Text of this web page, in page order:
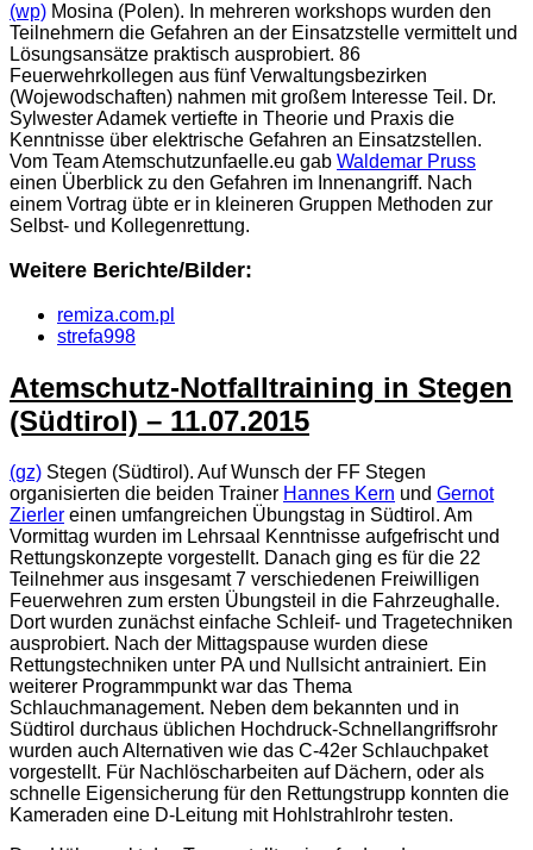
(wp) Mosina (Polen). In mehreren workshops wurden den
Teilnehmern die Gefahren an der Einsatzstelle vermittelt und
Lösungsansätze praktisch ausprobiert. 86
Feuerwehrkollegen aus fünf Verwaltungsbezirken
(Wojewodschaften) nahmen mit großem Interesse Teil. Dr.
Sylwester Adamek vertiefte in Theorie und Praxis die
Kenntnisse über elektrische Gefahren an Einsatzstellen.
Vom Team Atemschutzunfaelle.eu gab Waldemar Pruss
einen Überblick zu den Gefahren im Innenangriff. Nach
einem Vortrag übte er in kleineren Gruppen Methoden zur
Selbst- und Kollegenrettung.
Weitere Berichte/Bilder:
remiza.com.pl
strefa998
Atemschutz-Notfalltraining in Stegen
(Südtirol) – 11.07.2015
(gz) Stegen (Südtirol). Auf Wunsch der FF Stegen
organisierten die beiden Trainer Hannes Kern und Gernot
Zierler einen umfangreichen Übungstag in Südtirol. Am
Vormittag wurden im Lehrsaal Kenntnisse aufgefrischt und
Rettungskonzepte vorgestellt. Danach ging es für die 22
Teilnehmer aus insgesamt 7 verschiedenen Freiwilligen
Feuerwehren zum ersten Übungsteil in die Fahrzeughalle.
Dort wurden zunächst einfache Schleif- und Tragetechniken
ausprobiert. Nach der Mittagspause wurden diese
Rettungstechniken unter PA und Nullsicht antrainiert. Ein
weiterer Programmpunkt war das Thema
Schlauchmanagement. Neben dem bekannten und in
Südtirol durchaus üblichen Hochdruck-Schnellangriffsrohr
wurden auch Alternativen wie das C-42er Schlauchpaket
vorgestellt. Für Nachlöscharbeiten auf Dächern, oder als
schnelle Eigensicherung für den Rettungstrupp konnten die
Kameraden eine D-Leitung mit Hohlstrahlrohr testen.